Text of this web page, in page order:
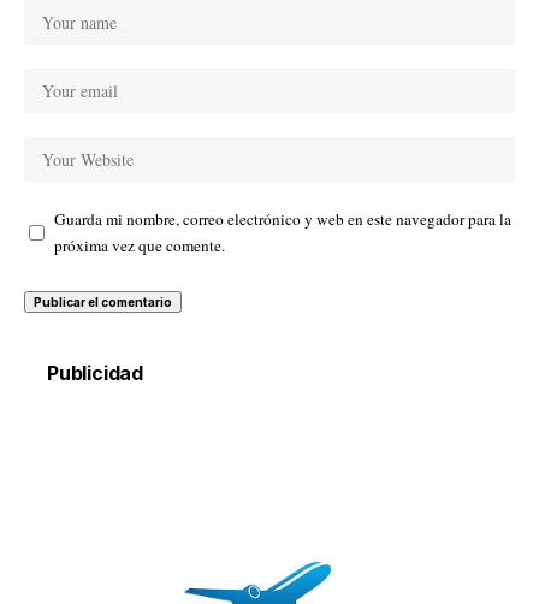
Guarda mi nombre, correo electrónico y web en este navegador para la
próxima vez que comente.
Publicidad